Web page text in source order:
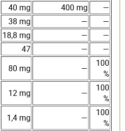
40 mg 400 mg
—
38 mg —
—
18,8 mg —
—
47 —
—
80 mg —
100
%
12 mg —
100
%
1,4 mg —
100
%